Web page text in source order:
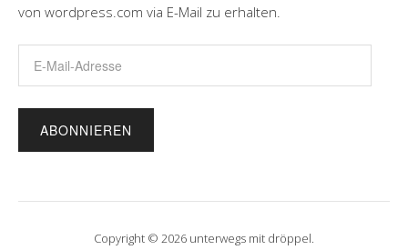
von wordpress.com via E-Mail zu erhalten.
Mail-
Copyright © 2026 unterwegs mit dröppel.